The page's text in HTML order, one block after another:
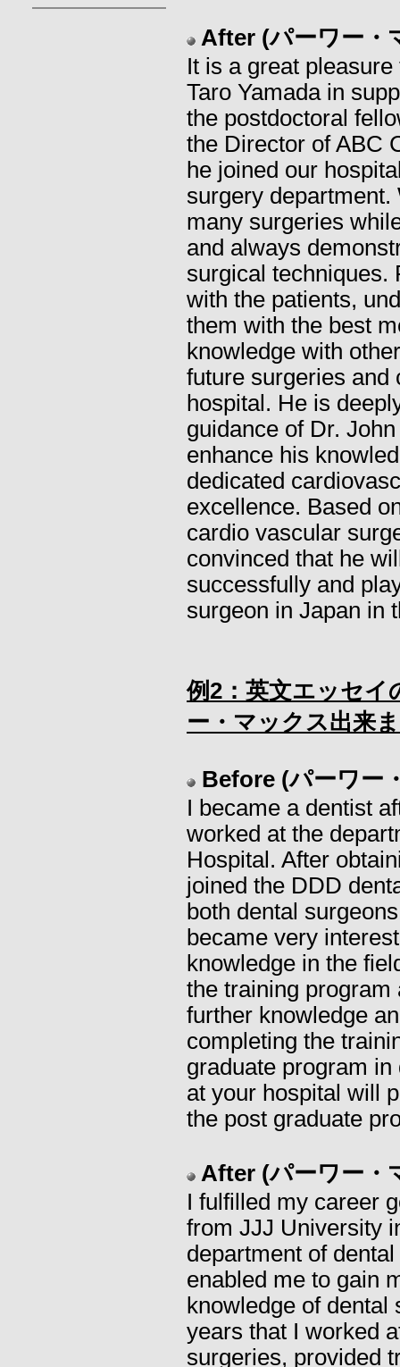
After (パーワー・
It is a great
Taro Yamada in
the postdoctoral
the Director of ABC
he joined our
surgery
many surgeries
and always
surgical techniques.
with the patients,
them with the best
knowledge with
future surgeries and
hospital. He is
guidance of Dr.
enhance his
dedicated
excellence. Based
cardio vascular
convinced that he
successfully and
surgeon in Japan in
例2：英文エッセイ
ー・マックス出来
Before (パーワー
I became a dentist
worked at the
Hospital. After
joined the DDD
both dental
became very
knowledge in the
the training program
further knowledge
completing the
graduate program
at your hospital will
the post graduate
After (パーワー・
I fulfilled my career
from JJJ University
department of
enabled me to gain
knowledge of
years that I worked
surgeries, provided